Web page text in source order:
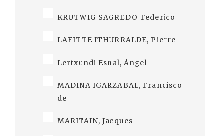
KRUTWIG SAGREDO, Federico
LAFITTE ITHURRALDE, Pierre
Lertxundi Esnal, Ángel
MADINA IGARZABAL, Francisco
de
MARITAIN, Jacques